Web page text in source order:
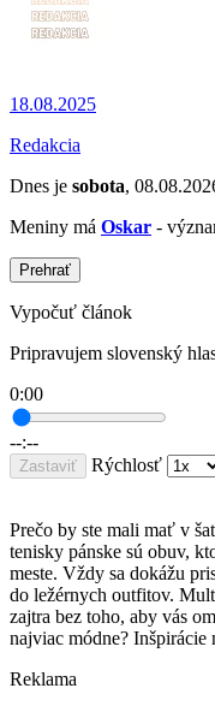
18.08.2025
Redakcia
Dnes je sobota,
Meniny má Oskar -
Prehrať
Vypočuť článok
Pripravujem slovenský
0:00
--:--
Zastaviť Rýchlosť
Prečo by ste mali mať v
tenisky pánske sú obuv,
meste. Vždy sa dokážu
do ležérnych outfitov.
zajtra bez toho, aby vás
najviac módne? Inšpirácie
Reklama